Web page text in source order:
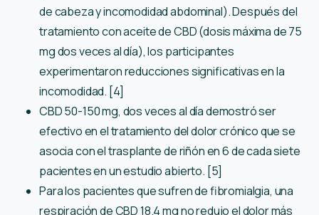
de cabeza y incomodidad abdominal). Después del
tratamiento con aceite de CBD (dosis máxima de 75
mg dos veces al día), los participantes
experimentaron reducciones significativas en la
incomodidad. [4]
CBD 50-150 mg, dos veces al día demostró ser
efectivo en el tratamiento del dolor crónico que se
asocia con el trasplante de riñón en 6 de cada siete
pacientes en un estudio abierto. [5]
Para los pacientes que sufren de fibromialgia, una
respiración de CBD 18.4 mg no redujo el dolor más